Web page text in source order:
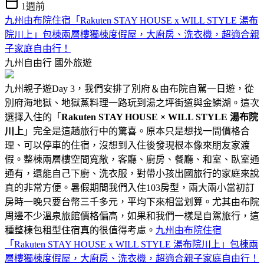
1週前
九州由布院住宿「Rakuten STAY HOUSE x WILL STYLE 湯布
院川上」包棟兩層樓獨棟度假屋，大廚房、洗衣機，超適合親
子家庭自由行！
九州自由行 國外旅遊
九州親子遊Day 3，我們安排了別府＆由布院自駕一日遊，從
別府海地獄、地獄蒸料理一路玩到湯之坪街道與金鱗湖。這次
選擇入住的「 Rakuten STAY HOUSE × WILL STYLE 湯布院
川上 」完全是這趟旅行中的驚喜。原本只是想找一間價格合
理、可以停車的住宿，沒想到入住後發現根本像來朋友家渡
假。整棟兩層樓空間寬敞，客廳、廚房、餐廳、和室、臥室通
通有，還能自己下廚、洗衣服，對帶小孩出國旅行的家庭來說
真的非常方便。暑假期間我們入住103房型，兩大兩小當初訂
房時一晚只要台幣三千多元，平均下來相當划算。尤其由布院
周邊不少溫泉旅館價格偏高，如果和我們一樣是自駕旅行，這
種整棟包租型住宿真的很值得考慮。 九州由布院住宿
「Rakuten STAY HOUSE x WILL STYLE 湯布院川上」包棟兩
層樓獨棟度假屋，大廚房、洗衣機，超適合親子家庭自由行！